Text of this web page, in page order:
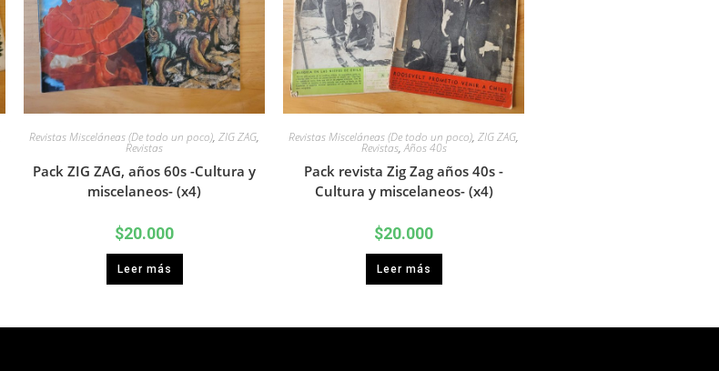
Revistas Misceláneas (De todo un poco), ZIG ZAG,
Revistas
Pack ZIG ZAG, años 60s -Cultura y
miscelaneos- (x4)
$20.000
Leer más
Revistas Misceláneas (De todo un poco), ZIG ZAG,
Revistas,Años 40s
Pack revista Zig Zag años 40s -
Cultura y miscelaneos- (x4)
$20.000
Leer más